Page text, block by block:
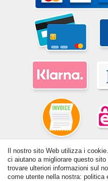
Il nostro sito Web utilizza i
ci aiutano a migliorare questo
trovare ulteriori informazioni sul
come utente nella nostra: politica
© Copyright 2026 | Tutti i diritti
incl. 19% di imposta sul valore
articolo | *Si applica alle consegne in